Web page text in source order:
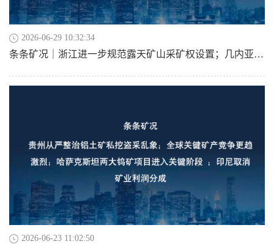
2026-06-29 10:32:34
条条矿况｜浙江进一步规范露天矿山采矿权设置；几内亚禁止金初级产品出口；盛达资源增持鸿林矿业股权；中矿资源与赞比亚政府加强合作交流
2026-06-23 11:02:50